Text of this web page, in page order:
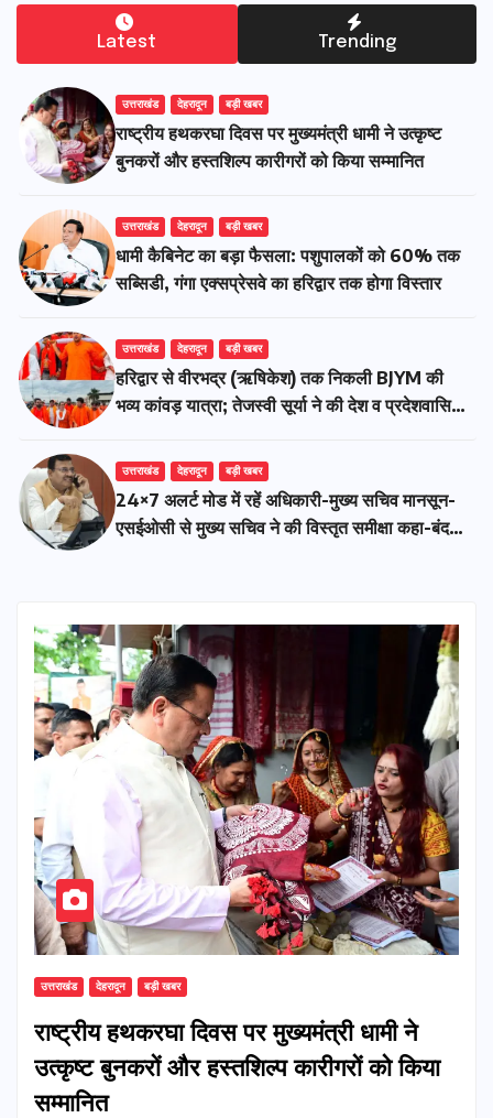
Latest Trending
उत्तराखंड देहरादून बड़ी खबर
राष्ट्रीय हथकरघा दिवस पर मुख्यमंत्री धामी ने उत्कृष्ट
बुनकरों और हस्तशिल्प कारीगरों को किया सम्मानित
उत्तराखंड देहरादून बड़ी खबर
​धामी कैबिनेट का बड़ा फैसला: पशुपालकों को 60% तक
सब्सिडी, गंगा एक्सप्रेसवे का हरिद्वार तक होगा विस्तार
उत्तराखंड देहरादून बड़ी खबर
​हरिद्वार से वीरभद्र (ऋषिकेश) तक निकली BJYM की
भव्य कांवड़ यात्रा; तेजस्वी सूर्या ने की देश व प्रदेशवासियों
उत्तराखंड देहरादून बड़ी खबर
24×7 अलर्ट मोड में रहें अधिकारी-मुख्य सचिव मानसून-
एसईओसी से मुख्य सचिव ने की विस्तृत समीक्षा कहा-बंद
उत्तराखंड देहरादून बड़ी खबर
राष्ट्रीय हथकरघा दिवस पर मुख्यमंत्री धामी ने
उत्कृष्ट बुनकरों और हस्तशिल्प कारीगरों को किया
सम्मानित